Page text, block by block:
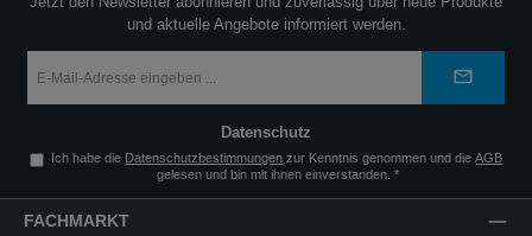
und aktuelle Angebote informiert werden.
Mail-
*
Datenschutz
Ich habe die Datenschutzbestimmungen zur Kenntnis genommen und dieAGB
gelesen und bin mit ihnen einverstanden. *
FACHMARKT